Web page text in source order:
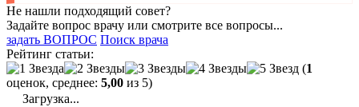
Не нашли подходящий совет?
Задайте вопрос врачу или смотрите все вопросы...
задать ВОПРОС Поиск врача
Рейтинг статьи:
(1
оценок, среднее: 5,00 из 5)
Загрузка...